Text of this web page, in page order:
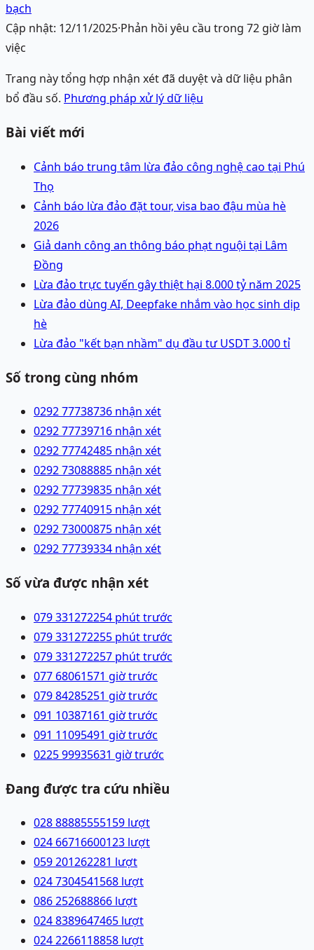
bạch
Cập nhật: 12/11/2025·Phản hồi yêu cầu trong 72 giờ làm
việc
Trang này tổng hợp nhận xét đã duyệt và dữ liệu phân
bổ đầu số. Phương pháp xử lý dữ liệu
Bài viết mới
Cảnh báo trung tâm lừa đảo công nghệ cao tại Phú
Thọ
Cảnh báo lừa đảo đặt tour, visa bao đậu mùa hè
2026
Giả danh công an thông báo phạt nguội tại Lâm
Đồng
Lừa đảo trực tuyến gây thiệt hại 8.000 tỷ năm 2025
Lừa đảo dùng AI, Deepfake nhắm vào học sinh dịp
hè
Lừa đảo "kết bạn nhầm" dụ đầu tư USDT 3.000 tỉ
Số trong cùng nhóm
0292 77738736 nhận xét
0292 77739716 nhận xét
0292 77742485 nhận xét
0292 73088885 nhận xét
0292 77739835 nhận xét
0292 77740915 nhận xét
0292 73000875 nhận xét
0292 77739334 nhận xét
Số vừa được nhận xét
079 331272254 phút trước
079 331272255 phút trước
079 331272257 phút trước
077 68061571 giờ trước
079 84285251 giờ trước
091 10387161 giờ trước
091 11095491 giờ trước
0225 99935631 giờ trước
Đang được tra cứu nhiều
028 88885555159 lượt
024 66716600123 lượt
059 201262281 lượt
024 7304541568 lượt
086 252688866 lượt
024 8389647465 lượt
024 2266118858 lượt